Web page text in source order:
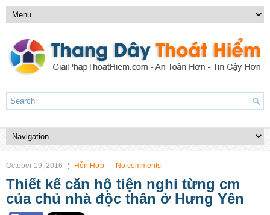
October 19, 2016 Hỗn Hợp No comments
Thiết kế căn hộ tiện nghi từng cm
của chủ nhà độc thân ở Hưng Yên